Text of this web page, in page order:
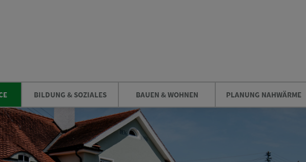
BILDUNG & SOZIALES BAUEN & WOHNEN PLANUNG NAHWÄRME